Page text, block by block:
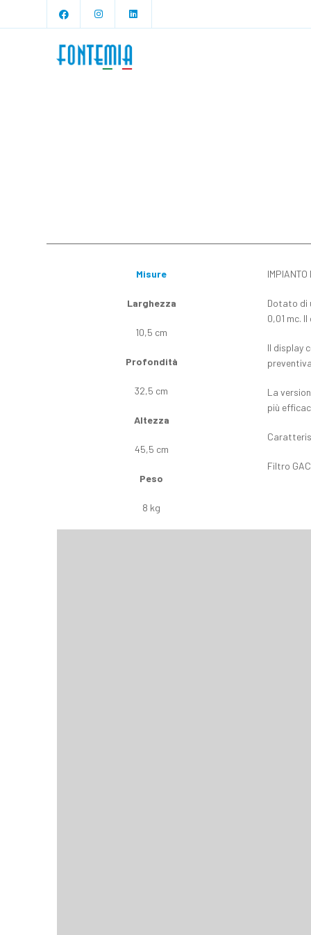
Misure
Larghezza
10,5 cm
Profondità
32,5 cm
Altezza
45,5 cm
Peso
8 kg
Dotato di
0,01 mc.
Il display
La
più
Filtro